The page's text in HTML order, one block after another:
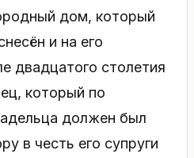
дом, который
и на его
двадцатого столетия
который по
должен был
в честь его супруги